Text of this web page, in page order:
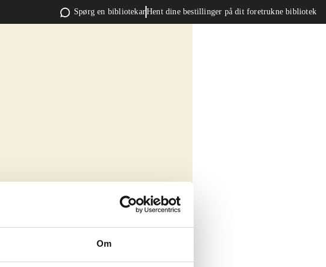
Om
Spørg en bibliotekarHent dine bestillinger på dit foretrukne bibliotek